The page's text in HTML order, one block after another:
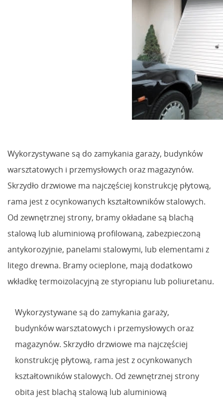
Wykorzystywane są do zamykania garaży, budynków
warsztatowych i przemysłowych oraz magazynów.
Skrzydło drzwiowe ma najczęściej konstrukcję płytową,
rama jest z ocynkowanych kształtowników stalowych.
Od zewnętrznej strony, bramy okładane są blachą
stalową lub aluminiową profilowaną, zabezpieczoną
antykorozyjnie, panelami stalowymi, lub elementami z
litego drewna. Bramy ocieplone, mają dodatkowo
wkładkę termoizolacyjną ze styropianu lub poliuretanu.
Wykorzystywane są do zamykania garaży,
budynków warsztatowych i przemysłowych oraz
magazynów. Skrzydło drzwiowe ma najczęściej
konstrukcję płytową, rama jest z ocynkowanych
kształtowników stalowych. Od zewnętrznej strony
obita jest blachą stalową lub aluminiową